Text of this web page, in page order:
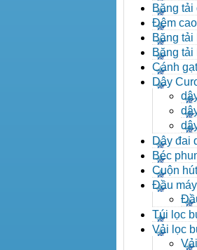
Băng tải
Đệm
băng tải
Băng tải
Băng tải
Cánh
Dây
Dây đai
Béc
Cuộn hút
Đầu
Túi lọc
Vải lọc